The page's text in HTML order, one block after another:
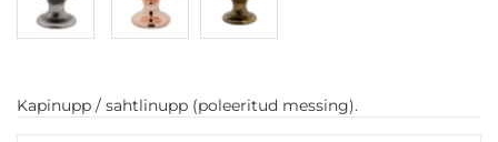
Kapinupp / sahtlinupp (poleeritud messing).